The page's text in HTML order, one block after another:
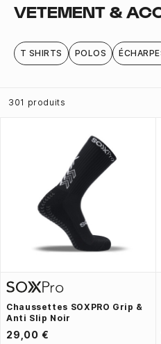
VETEMENT &
T SHIRTS POLOS
301 produits
Chaussettes SOXPRO Grip &
Anti Slip Noir
29,00 €